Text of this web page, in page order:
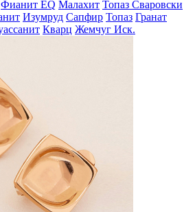
Фианит EQ Малахит Топаз Сваровски
Изумруд Сапфир Топаз Гранат
Кварц Жемчуг Иск.